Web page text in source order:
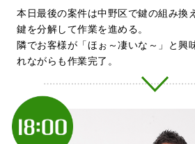
本日最後の案件は中野区で鍵の組み換
鍵を分解して作業を進める。
隣でお客様が「ほぉ～凄いな～」と興
れながらも作業完了。